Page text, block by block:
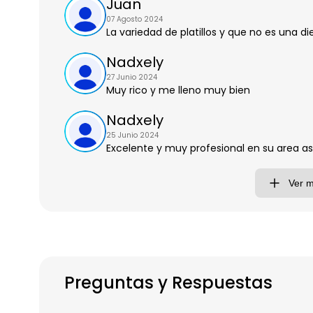
Preguntas y Respuestas
Juan
07 Agosto 2024
La variedad de platillos y que no es una
Nadxely
27 Junio 2024
Muy rico y me lleno muy bien
Nadxely
25 Junio 2024
Excelente y muy profesional en su area
Ver